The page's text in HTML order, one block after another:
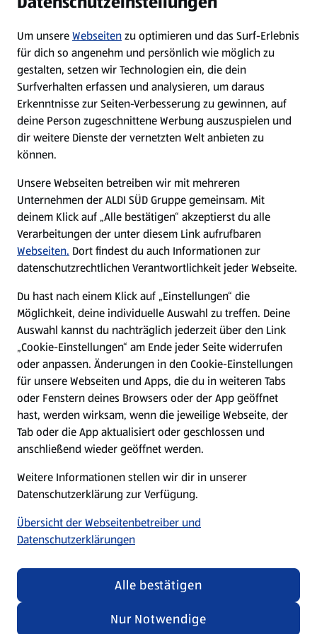
WhatsApp
Über ALDI SÜD
Filialen
Nachhaltigkeit
Karriere
Presse
Hilfe & Kontakt
(öffnet in einem neuen Tab)
Unternehmen
Folge uns hier:
Datenschutz- und Richtlinienmenü
Cookie-Einstellungen
Impressum
Nutzungsbedingungen
Security Policy
Um unsereWebseitenzu optimieren und das Surf-Erlebnis
für dich so angenehm und persönlich wie möglich zu
gestalten, setzen wir Technologien ein, die dein
Surfverhalten erfassen und analysieren, um daraus
Erkenntnisse zur Seiten-Verbesserung zu gewinnen, auf
deine Person zugeschnittene Werbung auszuspielen und
dir weitere Dienste der vernetzten Welt anbieten zu
können.
Unsere Webseiten betreiben wir mit mehreren
Unternehmen der ALDI SÜD Gruppe gemeinsam. Mit
deinem Klick auf „Alle bestätigen“ akzeptierst du alle
Verarbeitungen der unter diesem Link aufrufbaren
Webseiten. Dort findest du auch Informationen zur
datenschutzrechtlichen Verantwortlichkeit jeder Webseite.
Du hast nach einem Klick auf „Einstellungen“ die
Möglichkeit, deine individuelle Auswahl zu treffen. Deine
Auswahl kannst du nachträglich jederzeit über den Link
„Cookie-Einstellungen“ am Ende jeder Seite widerrufen
oder anpassen. Änderungen in den Cookie-Einstellungen
für unsere Webseiten und Apps, die du in weiteren Tabs
oder Fenstern deines Browsers oder der App geöffnet
hast, werden wirksam, wenn die jeweilige Webseite, der
Tab oder die App aktualisiert oder geschlossen und
anschließend wieder geöffnet werden.
Weitere Informationen stellen wir dir in unserer
Datenschutzerklärung zur Verfügung.
Übersicht der Webseitenbetreiber und
Datenschutzerklärungen
Nur Notwendige
Alle bestätigen